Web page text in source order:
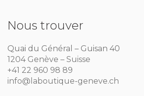
Nous trouver
Quai du Général – Guisan 40
1204 Genève – Suisse
+41 22 960 98 89
info@laboutique-geneve.ch